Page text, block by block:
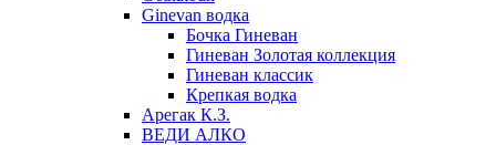
Ginevan водка
Бочка Гиневан
Гиневан Золотая коллекция
Гиневан классик
Крепкая водка
Арегак К.З.
ВЕДИ АЛКО